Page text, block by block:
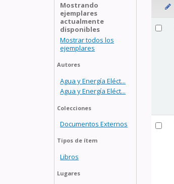
Mostrando
ejemplares
actualmente
disponibles
Mostrar todos los
ejemplares
Autores
Agua y Energía Eléct...
Agua y Energía Eléct...
Colecciones
Documentos Externos
Tipos de ítem
Libros
Lugares